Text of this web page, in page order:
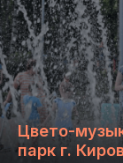
Цвето-
парк г.